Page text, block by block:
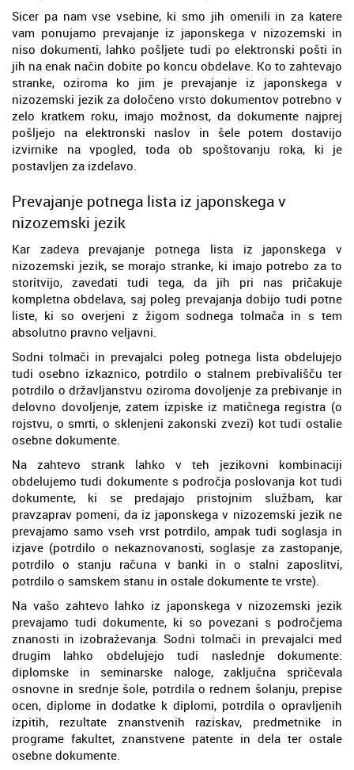
Sicer pa nam vse vsebine, ki smo jih omenili in za katere
vam ponujamo prevajanje iz japonskega v nizozemski in
niso dokumenti, lahko pošljete tudi po elektronski pošti in
jih na enak način dobite po koncu obdelave. Ko to zahtevajo
stranke, oziroma ko jim je prevajanje iz japonskega v
nizozemski jezik za določeno vrsto dokumentov potrebno v
zelo kratkem roku, imajo možnost, da dokumente najprej
pošljejo na elektronski naslov in šele potem dostavijo
izvirnike na vpogled, toda ob spoštovanju roka, ki je
postavljen za izdelavo.
Prevajanje potnega lista iz japonskega v
nizozemski jezik
Kar zadeva prevajanje potnega lista iz japonskega v
nizozemski jezik, se morajo stranke, ki imajo potrebo za to
storitvijo, zavedati tudi tega, da jih pri nas pričakuje
kompletna obdelava, saj poleg prevajanja dobijo tudi potne
liste, ki so overjeni z žigom sodnega tolmača in s tem
absolutno pravno veljavni.
Sodni tolmači in prevajalci poleg potnega lista obdelujejo
tudi osebno izkaznico, potrdilo o stalnem prebivališču ter
potrdilo o državljanstvu oziroma dovoljenje za prebivanje in
delovno dovoljenje, zatem izpiske iz matičnega registra (o
rojstvu, o smrti, o sklenjeni zakonski zvezi) kot tudi ostalie
osebne dokumente.
Na zahtevo strank lahko v teh jezikovni kombinaciji
obdelujemo tudi dokumente s področja poslovanja kot tudi
dokumente, ki se predajajo pristojnim službam, kar
pravzaprav pomeni, da iz japonskega v nizozemski jezik ne
prevajamo samo vseh vrst potrdilo, ampak tudi soglasja in
izjave (potrdilo o nekaznovanosti, soglasje za zastopanje,
potrdilo o stanju računa v banki in o stalni zaposlitvi,
potrdilo o samskem stanu in ostale dokumente te vrste).
Na vašo zahtevo lahko iz japonskega v nizozemski jezik
prevajamo tudi dokumente, ki so povezani s področjema
znanosti in izobraževanja. Sodni tolmači in prevajalci med
drugim lahko obdelujejo tudi naslednje dokumente:
diplomske in seminarske naloge, zaključna spričevala
osnovne in srednje šole, potrdila o rednem šolanju, prepise
ocen, diplome in dodatke k diplomi, potrdila o opravljenih
izpitih, rezultate znanstvenih raziskav, predmetnike in
programe fakultet, znanstvene patente in dela ter ostale
osebne dokumente.